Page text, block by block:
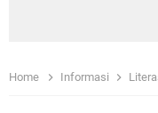
Home Informasi